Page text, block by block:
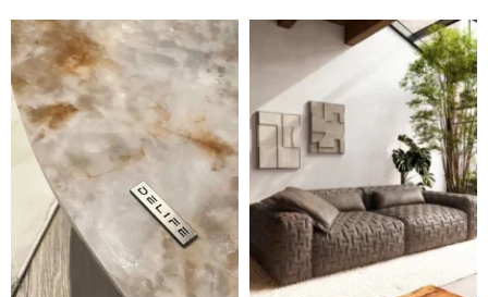
DELIFE – Nábytek, který promění dům v domov. Domo
Místo, kam se budeš těšit